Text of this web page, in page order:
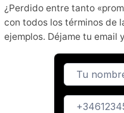
¿Perdido entre tanto
con todos los términos de
ejemplos. Déjame tu email